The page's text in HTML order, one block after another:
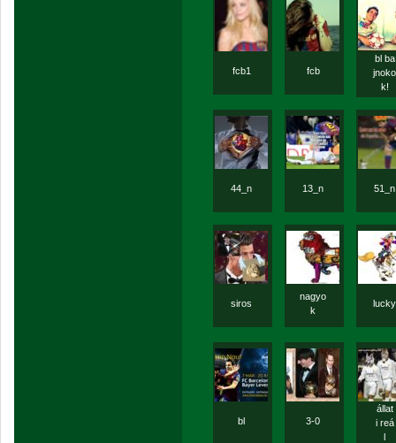
fcb1 fcb
bl ba
jnoko
k!
44_n 13_n 51_n
siros
nagyo
k
lucky
bl 3-0
állat
i reá
l